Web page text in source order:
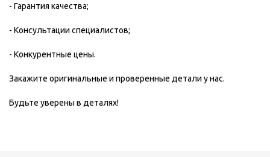
- Гарантия качества;
- Консультации специалистов;
- Конкурентные цены.
Закажите оригинальные и проверенные детали у нас.
Будьте уверены в деталях!